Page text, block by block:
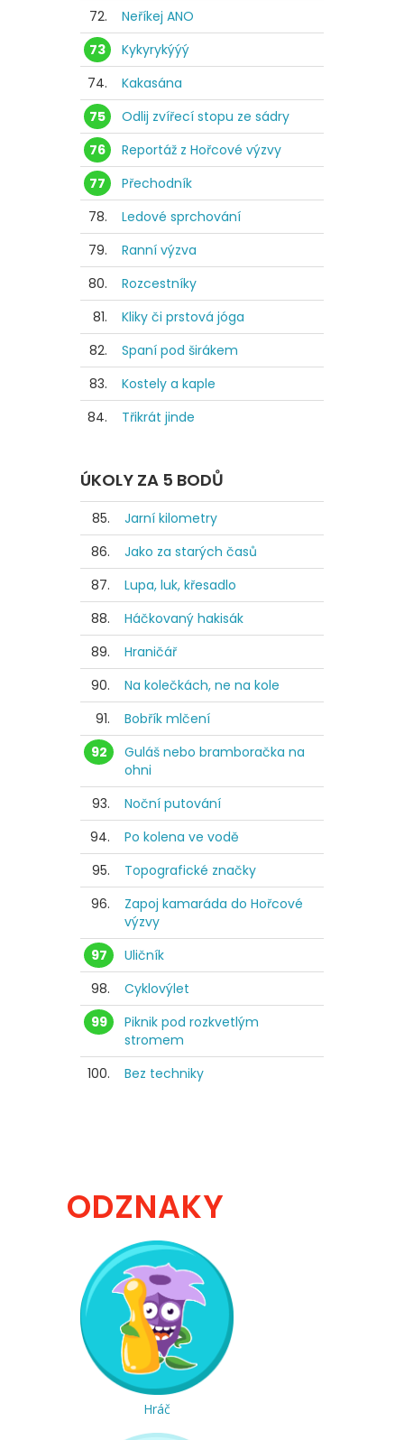
72.
Neříkej ANO
73
Kykyrykýýý
74.
Kakasána
75
Odlij zvířecí stopu ze sádry
76
Reportáž z Hořcové výzvy
77
Přechodník
78.
Ledové sprchování
79.
Ranní výzva
80.
Rozcestníky
81.
Kliky či prstová jóga
82.
Spaní pod širákem
83.
Kostely a kaple
84.
Třikrát jinde
ÚKOLY ZA 5 BODŮ
85.
Jarní kilometry
86.
Jako za starých časů
87.
Lupa, luk, křesadlo
88.
Háčkovaný hakisák
89.
Hraničář
90.
Na kolečkách, ne na kole
91.
Bobřík mlčení
92
Guláš nebo bramboračka na
ohni
93.
Noční putování
94.
Po kolena ve vodě
95.
Topografické značky
96.
Zapoj kamaráda do Hořcové
výzvy
97
Uličník
98.
Cyklovýlet
99
Piknik pod rozkvetlým
stromem
100.
Bez techniky
ODZNAKY
Hráč